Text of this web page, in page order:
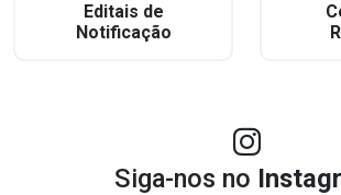
Editais de
Notificação
Siga-nos no